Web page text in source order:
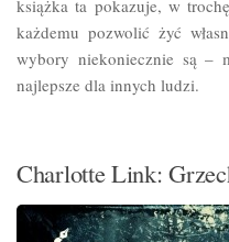
książka ta pokazuje, w
każdemu pozwolić żyć
wybory niekoniecznie są –
najlepsze dla innych ludzi.
Charlotte Link: